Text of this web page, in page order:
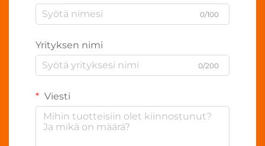
0/100
Yrityksen nimi
0/200
Viesti